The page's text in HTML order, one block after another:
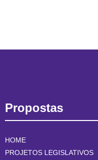
Propostas
HOME
PROJETOS LEGISLATIVOS